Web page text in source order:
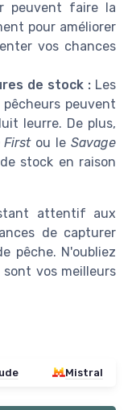
peuvent faire la
pour améliorer
vos chances
de stock :Les
peuvent
leurre. De plus,
Firstou le Savage
stock en raison
attentif aux
de capturer
pêche. N'oubliez
vos meilleurs
Mistral